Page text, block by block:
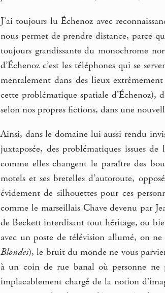
J’ai toujours lu Échenoz avec
nous permet de prendre distance, parce
toujours grandissante du monochrome
d’Échenoz c’est les téléphones qui se
mentalement dans des lieux
cette problématique spatiale d’Échenoz),
selon nos propres fictions, dans une
Ainsi, dans le domaine lui aussi rendu
juxtaposée, des problématiques issues
comme elles changent le paraître des
motels et ses bretelles d’autoroute,
évidement de silhouettes pour ces
comme le marseillais Chave devenu par
de Beckett interdisant tout héritage, ou
avec un poste de télévision allumé, on
Blondes), le bruit du monde ne vous
à un coin de rue banal où personne ne
implacablement chargé de la notion